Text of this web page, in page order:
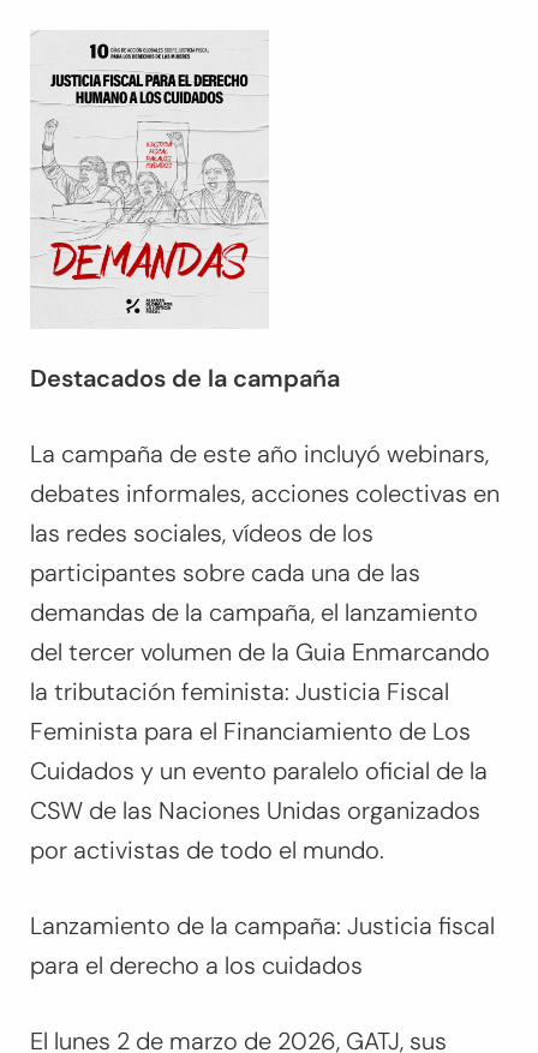
Destacados de la campaña
La campaña de este año incluyó webinars,
debates informales, acciones colectivas en
las redes sociales, vídeos de los
participantes sobre cada una de las
demandas de la campaña, el lanzamiento
del tercer volumen de la Guia Enmarcando
la tributación feminista: Justicia Fiscal
Feminista para el Financiamiento de Los
Cuidados y un evento paralelo oficial de la
CSW de las Naciones Unidas organizados
por activistas de todo el mundo.
Lanzamiento de la campaña: Justicia fiscal
para el derecho a los cuidados
El lunes 2 de marzo de 2026, GATJ, sus